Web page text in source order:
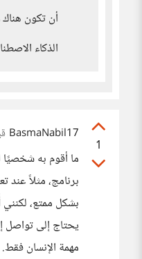
أن تكون هناك
الذكاء
1
BasmaNabil17
ما أقوم به شخصيًا
برنامج، مثلاً عند
بشكل ممتع، لكنني
يحتاج إلى تواصل
مهمة الإنسان فقط.